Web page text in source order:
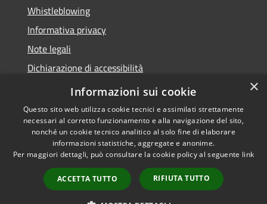
Whistleblowing
Informativa privacy
Note legali
Dichiarazione di accessibilità
Obiettivi di accessibilità
Accessibilità
Copyright © 2026 • Comune di
Vigonza • Powered by
Municipium•
Accesso
redazione
×
Informazioni sui cookie
Questo sito web utilizza cookie tecnici e assimilati strettamente
necessari al corretto funzionamento e alla navigazione del sito,
nonché un cookie tecnico analitico al solo fine di elaborare
informazioni statistiche, aggregate e anonime.
Per maggiori dettagli, può consultare la cookie policy al seguente link
ACCETTA TUTTO RIFIUTA TUTTO